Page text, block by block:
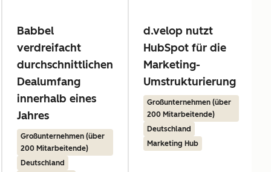
Babbel
verdreifacht
durchschnittlichen
Dealumfang
innerhalb eines
Jahres
Großunternehmen (über
200 Mitarbeitende)
Deutschland
d.velop nutzt
HubSpot für die
Marketing-
Umstrukturierung
Großunternehmen (über
200 Mitarbeitende)
Deutschland
Marketing Hub